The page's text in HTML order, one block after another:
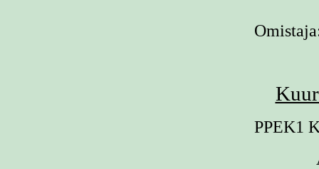
PPEK1